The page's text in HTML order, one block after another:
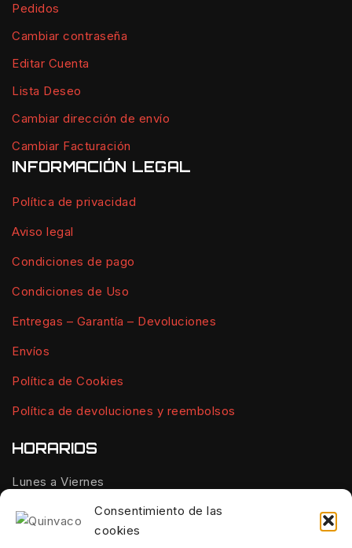
Consentimiento de las
cookies
Pedidos
Cambiar contraseña
Editar Cuenta
Lista Deseo
Cambiar dirección de envío
Cambiar Facturación
INFORMACIÓN LEGAL
Política de privacidad
Aviso legal
Condiciones de pago
Condiciones de Uso
Entregas – Garantía – Devoluciones
Envíos
Política de Cookies
Política de devoluciones y reembolsos
HORARIOS
Lunes a Viernes